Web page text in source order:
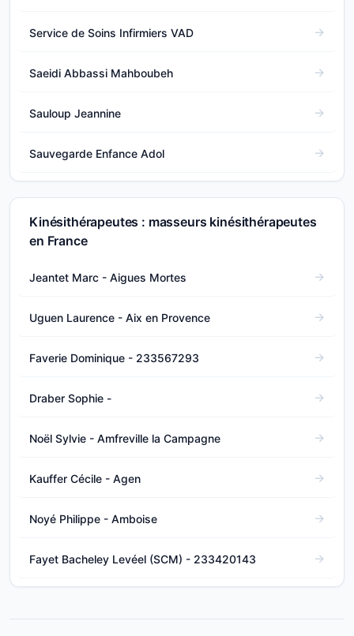
Service de Soins Infirmiers VAD
Saeidi Abbassi Mahboubeh
Sauloup Jeannine
Sauvegarde Enfance Adol
Kinésithérapeutes : masseurs kinésithérapeutes
en France
Jeantet Marc - Aigues Mortes
Uguen Laurence - Aix en Provence
Faverie Dominique - 233567293
Draber Sophie -
Noël Sylvie - Amfreville la Campagne
Kauffer Cécile - Agen
Noyé Philippe - Amboise
Fayet Bacheley Levéel (SCM) - 233420143